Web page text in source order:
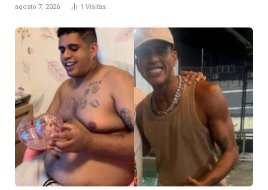
agosto 7, 2026 1 Visitas